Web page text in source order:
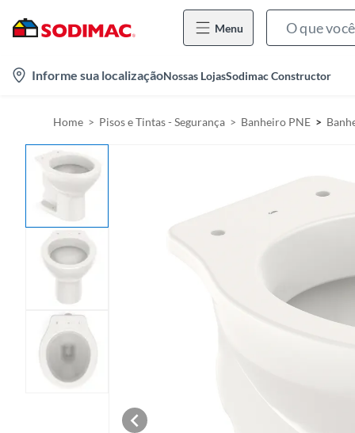
Menu
Informe sua localizaçãoNossas LojasSodimac Constructor
Home Pisos e Tintas - Segurança Banheiro PNE